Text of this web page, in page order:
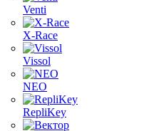
Venti
X-Race
Vissol
NEO
RepliKey